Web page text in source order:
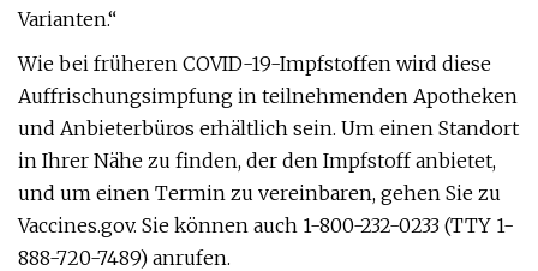
Varianten.“
Wie bei früheren COVID-19-Impfstoffen wird diese
Auffrischungsimpfung in teilnehmenden Apotheken
und Anbieterbüros erhältlich sein. Um einen Standort
in Ihrer Nähe zu finden, der den Impfstoff anbietet,
und um einen Termin zu vereinbaren, gehen Sie zu
Vaccines.gov . Sie können auch 1-800-232-0233 (TTY 1-
888-720-7489) anrufen.